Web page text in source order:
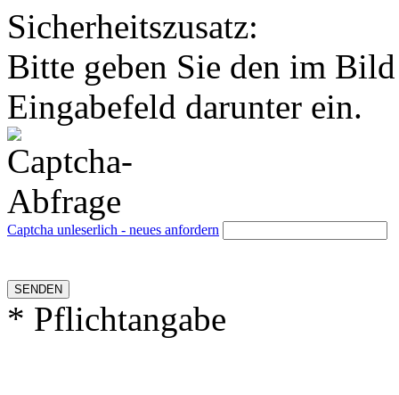
Sicherheitszusatz:
Bitte geben Sie den im
Eingabefeld darunter ein.
Captcha unleserlich - neues anfordern
* Pflichtangabe